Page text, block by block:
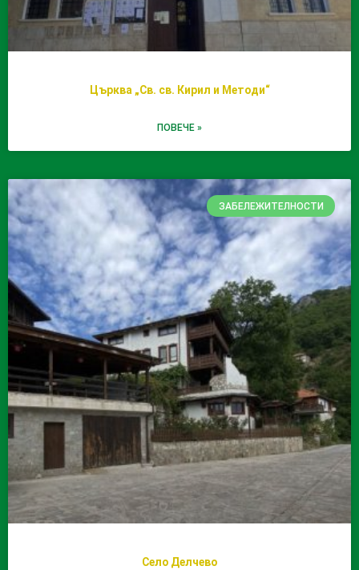
Църква „Св. св. Кирил и Методи“
ПОВЕЧЕ »
ЗАБЕЛЕЖИТЕЛНОСТИ
Село Делчево